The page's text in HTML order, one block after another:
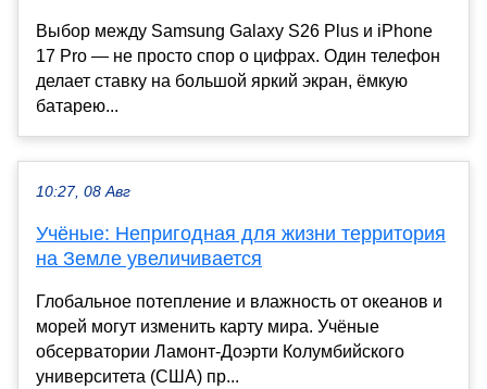
Выбор между Samsung Galaxy S26 Plus и iPhone
17 Pro — не просто спор о цифрах. Один телефон
делает ставку на большой яркий экран, ёмкую
батарею...
10:27, 08 Авг
Учёные: Непригодная для жизни территория
на Земле увеличивается
Глобальное потепление и влажность от океанов и
морей могут изменить карту мира. Учёные
обсерватории Ламонт-Доэрти Колумбийского
университета (США) пр...